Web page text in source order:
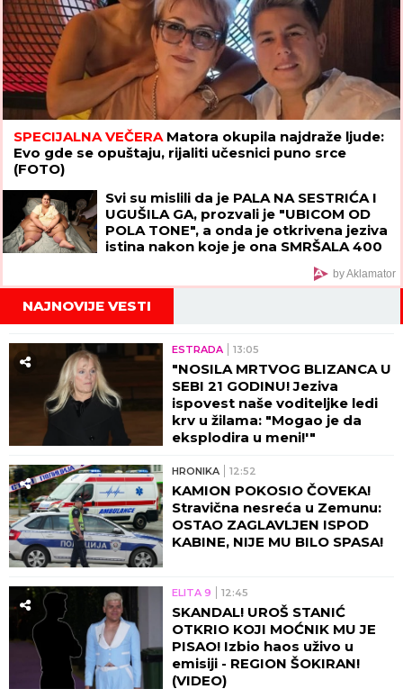
SPECIJALNA VEČERAMatora okupila najdraže ljude:
Evo gde se opuštaju, rijaliti učesnici puno srce
(FOTO)
Svi su mislili da je PALA NA SESTRIĆA I
UGUŠILA GA, prozvali je "UBICOM OD
POLA TONE", a onda je otkrivena jeziva
istina nakon koje je ona SMRŠALA 400
by Aklamator
NAJNOVIJE VESTI
ESTRADA 13:05
"NOSILA MRTVOG BLIZANCA U
SEBI 21 GODINU! Jeziva
ispovest naše voditeljke ledi
krv u žilama: "Mogao je da
eksplodira u meni!'"
HRONIKA 12:52
KAMION POKOSIO ČOVEKA!
Stravična nesreća u Zemunu:
OSTAO ZAGLAVLJEN ISPOD
KABINE, NIJE MU BILO SPASA!
ELITA 9 12:45
SKANDAL! UROŠ STANIĆ
OTKRIO KOJI MOĆNIK MU JE
PISAO! Izbio haos uživo u
emisiji - REGION ŠOKIRAN!
(VIDEO)